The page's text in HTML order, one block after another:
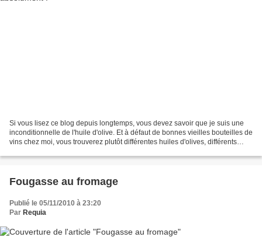
Si vous lisez ce blog depuis longtemps, vous devez savoir que je suis une
inconditionnelle de l'huile d'olive. Et à défaut de bonnes vieilles bouteilles de
vins chez moi, vous trouverez plutôt différentes huiles d'olives, différents
Fougasse au fromage
Publié le 05/11/2010 à 23:20
Par Requia